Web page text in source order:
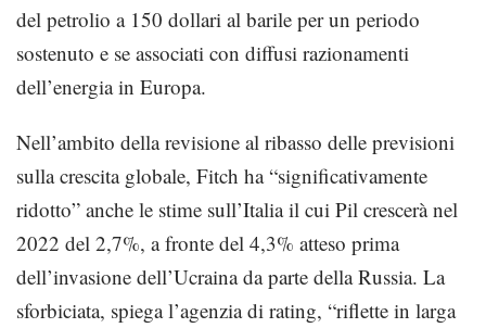
del petrolio a 150 dollari al barile per un periodo
sostenuto e se associati con diffusi razionamenti
dell’energia in Europa.
Nell’ambito della revisione al ribasso delle previsioni
sulla crescita globale, Fitch ha “significativamente
ridotto” anche le stime sull’Italia il cui Pil crescerà nel
2022 del 2,7%, a fronte del 4,3% atteso prima
dell’invasione dell’Ucraina da parte della Russia. La
sforbiciata, spiega l’agenzia di rating, “riflette in larga